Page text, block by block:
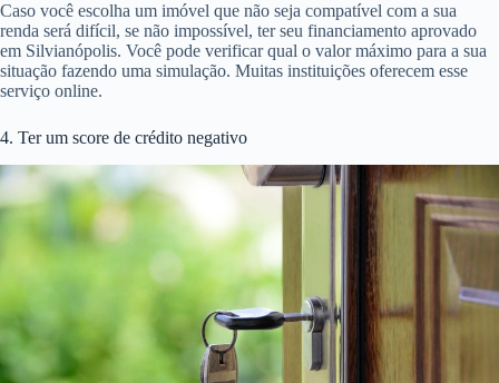
Caso você escolha um imóvel que não seja compatível com a sua
renda será difícil, se não impossível, ter seu financiamento aprovado
em Silvianópolis. Você pode verificar qual o valor máximo para a sua
situação fazendo uma simulação. Muitas instituições oferecem esse
serviço online.
4. Ter um score de crédito negativo